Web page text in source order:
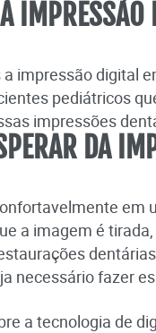
impressão digital
pediátricos
impressões
DA
em
a imagem é
necessário fazer
a tecnologia de